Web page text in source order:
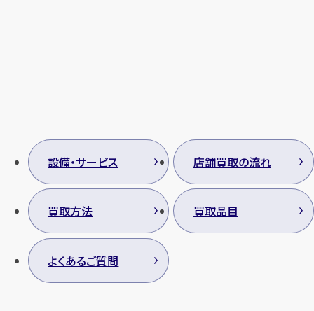
設備・サービス 店舗買取の流れ
買取方法 買取品目
よくあるご質問